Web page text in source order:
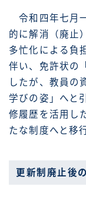
令和四年七月
的に解消（廃止
多忙化による負
伴い、免許状の
したが、教員の
学びの姿」へと
修履歴を活用し
たな制度へと移
更新制廃止後